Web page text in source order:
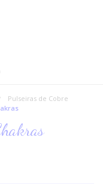
Pulseiras de Cobre